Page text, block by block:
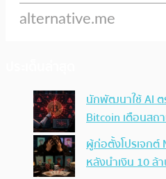
นักพัฒนาใช้ AI
Bitcoin เตือนสถ
ผู้ก่อตั้งโปรเจก
หลังนำเงิน 10 ล้